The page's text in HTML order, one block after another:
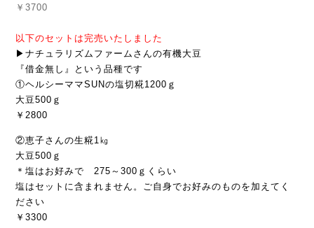
￥3700
以下のセットは完売いたしました
▶ナチュラリズムファームさんの有機大豆
『借金無し』という品種です
①ヘルシーママSUNの塩切糀1200ｇ
大豆500ｇ
￥2800
②恵子さんの生糀1㎏
大豆500ｇ
＊塩はお好みで　275～300ｇくらい
塩はセットに含まれません。ご自身でお好みのものを加えてく
ださい
￥3300